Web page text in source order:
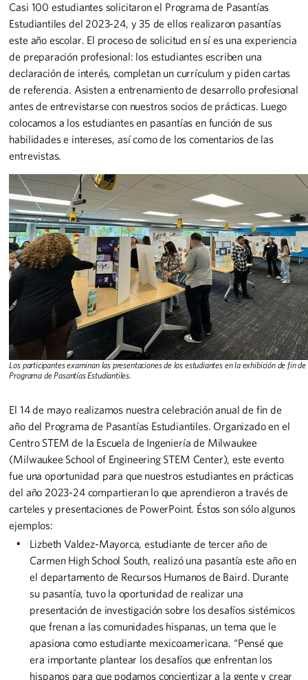
Casi 100 estudiantes solicitaron el Programa de Pasantías
Estudiantiles del 2023-24, y 35 de ellos realizaron pasantías
este año escolar. El proceso de solicitud en sí es una experiencia
de preparación profesional: los estudiantes escriben una
declaración de interés, completan un currículum y piden cartas
de referencia. Asisten a entrenamiento de desarrollo profesional
antes de entrevistarse con nuestros socios de prácticas. Luego
colocamos a los estudiantes en pasantías en función de sus
habilidades e intereses, así como de los comentarios de las
entrevistas.
Los participantes examinan las presentaciones de los estudiantes en la exhibición de fin de
Programa de Pasantías Estudiantiles.
El 14 de mayo realizamos nuestra celebración anual de fin de
año del Programa de Pasantías Estudiantiles. Organizado en el
Centro STEM de la Escuela de Ingeniería de Milwaukee
(Milwaukee School of Engineering STEM Center), este evento
fue una oportunidad para que nuestros estudiantes en prácticas
del año 2023-24 compartieran lo que aprendieron a través de
carteles y presentaciones de PowerPoint. Éstos son sólo algunos
ejemplos:
Lizbeth Valdez-Mayorca, estudiante de tercer año de
Carmen High School South, realizó una pasantía este año en
el departamento de Recursos Humanos de Baird. Durante
su pasantía, tuvo la oportunidad de realizar una
presentación de investigación sobre los desafíos sistémicos
que frenan a las comunidades hispanas, un tema que le
apasiona como estudiante mexicoamericana. “Pensé que
era importante plantear los desafíos que enfrentan los
hispanos para que podamos concientizar a la gente y crear